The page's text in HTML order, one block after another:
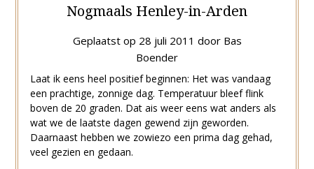
Nogmaals Henley-in-Arden
Geplaatst op 28 juli 2011 door Bas
Boender
Laat ik eens heel positief beginnen: Het was vandaag
een prachtige, zonnige dag. Temperatuur bleef flink
boven de 20 graden. Dat ais weer eens wat anders als
wat we de laatste dagen gewend zijn geworden.
Daarnaast hebben we zowiezo een prima dag gehad,
veel gezien en gedaan.